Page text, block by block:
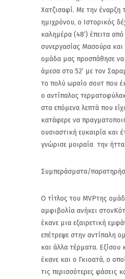
Χατζισαφί. Με την έναρξη
ημιχρόνου, ο Ιστορικός
καλημέρα (48’) έπειτα
συνεργασίας Μασούρα και
ομάδα μας προσπάθησε να
άμεσα στο 52’ με τον
το πολύ ωραίο σουτ που
ο αντίπαλος
στα επόμενα λεπτά που
κατάφερε να
ουσιαστική ευκαιρία και
γνώρισε μοιραία την ήττα.
Συμπεράσματα/
Ο τίτλος του MVPτης
αμφιβολία ανήκει
έκανε μια εξαιρετική
επέτρεψε στην αντίπαλη
και άλλα τέρματα. Εξίσου
έκανε και ο Γκιοατά, ο
τις περισσότερες φάσεις